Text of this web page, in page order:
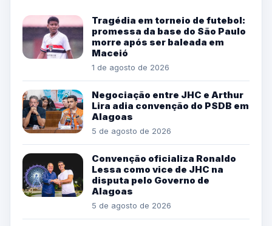
Tragédia em torneio de futebol:
promessa da base do São Paulo
morre após ser baleada em
Maceió
1 de agosto de 2026
Negociação entre JHC e Arthur
Lira adia convenção do PSDB em
Alagoas
5 de agosto de 2026
Convenção oficializa Ronaldo
Lessa como vice de JHC na
disputa pelo Governo de
Alagoas
5 de agosto de 2026